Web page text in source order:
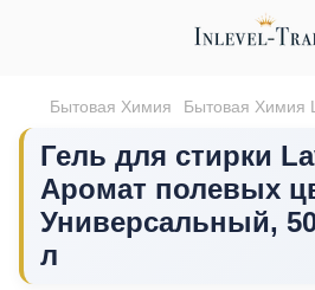
Бытовая Химия Бытовая Химия
Гель для стирки
Аромат полевых
Универсальный,
л